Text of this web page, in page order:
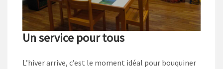
Un service pour tous
L’hiver arrive, c’est le moment idéal pour bouquiner